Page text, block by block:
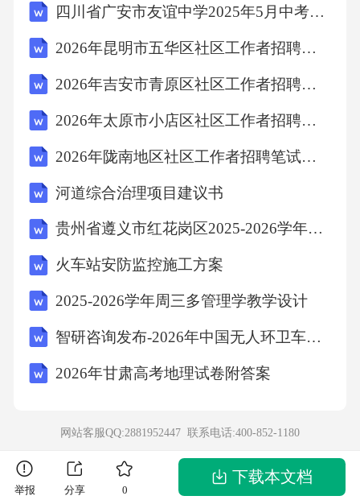
四川省广安市友谊中学2025年5月中考语文模拟试卷（含答案）
2026年昆明市五华区社区工作者招聘考试备考试题及答案解析
2026年吉安市青原区社区工作者招聘考试模拟试题及答案解析
2026年太原市小店区社区工作者招聘考试参考题库及答案解析
2026年陇南地区社区工作者招聘笔试参考题库及答案解析
河道综合治理项目建议书
贵州省遵义市红花岗区2025-2026学年四下数学期末检测试题含解析
火车站安防监控施工方案
2025-2026学年周三多管理学教学设计
智研咨询发布-2026年中国无人环卫车行业市场运行态势及发展趋势预测报告
2026年甘肃高考地理试卷附答案
网站客服QQ:2881952447 联系电话:400-852-1180
举报 分享 0
下载本文档